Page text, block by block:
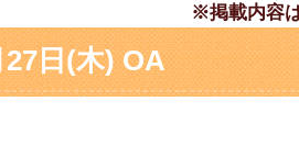
※掲載内容
日(木) OA